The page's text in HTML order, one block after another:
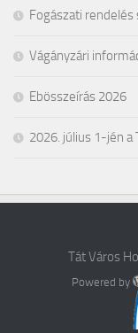
Fogászati
Vágányzári
Ebösszeírás 2026
2026. július 1-jén a
Tát Város
Powered by